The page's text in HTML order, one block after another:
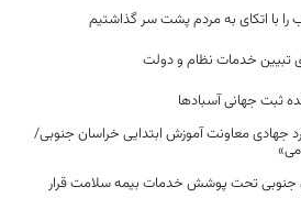
با اتکای به مردم پشت سر گذاشتیم
تبیین خدمات نظام و دولت
ثبت جهانی آسبادها
جهادی معاونت آموزش ابتدایی خراسان جنوبی/
جنوبی تحت پوشش خدمات بیمه سلامت قرار